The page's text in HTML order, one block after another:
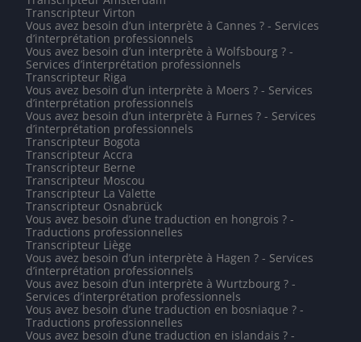
Transcripteur Virton
Vous avez besoin d’un interprète à Cannes ? - Services
d’interprétation professionnels
Vous avez besoin d’un interprète à Wolfsbourg ? -
Services d’interprétation professionnels
Transcripteur Riga
Vous avez besoin d’un interprète à Moers ? - Services
d’interprétation professionnels
Vous avez besoin d’un interprète à Furnes ? - Services
d’interprétation professionnels
Transcripteur Bogota
Transcripteur Accra
Transcripteur Berne
Transcripteur Moscou
Transcripteur La Valette
Transcripteur Osnabrück
Vous avez besoin d’une traduction en hongrois ? -
Traductions professionnelles
Transcripteur Liège
Vous avez besoin d’un interprète à Hagen ? - Services
d’interprétation professionnels
Vous avez besoin d’un interprète à Wurtzbourg ? -
Services d’interprétation professionnels
Vous avez besoin d’une traduction en bosniaque ? -
Traductions professionnelles
Vous avez besoin d’une traduction en islandais ? -